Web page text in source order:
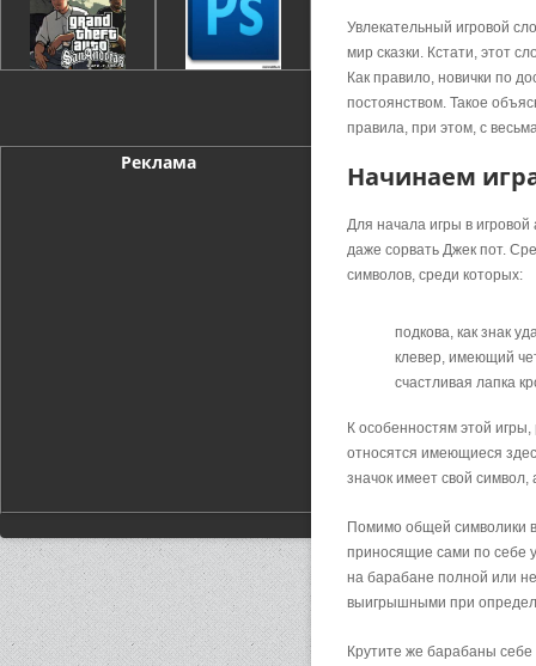
Реклама
Увлекательный игровой
мир сказки. Кстати, этот
Как правило, новички по
постоянством. Такое
правила, при этом, с
Начинаем
Для начала игры в
даже сорвать Джек пот.
символов, среди которых:
подкова, как знак
клевер, имеющий
счастливая лапка
К особенностям этой
относятся имеющиеся
значок имеет свой
Помимо общей символики
приносящие сами по себе
на барабане полной или
выигрышными при
Крутите же барабаны себе